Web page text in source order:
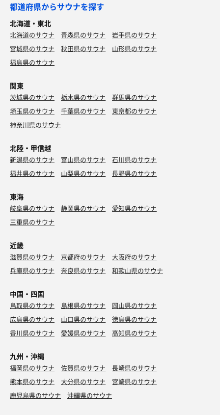
都道府県からサウナを探す
北海道・東北
北海道のサウナ 青森県のサウナ
岩手県のサウナ
宮城県のサウナ
秋田県のサウナ
山形県のサウナ
福島県のサウナ
関東
茨城県のサウナ 栃木県のサウナ
群馬県のサウナ
埼玉県のサウナ
千葉県のサウナ
東京都のサウナ
神奈川県のサウナ
北陸・甲信越
新潟県のサウナ 富山県のサウナ
石川県のサウナ
福井県のサウナ
山梨県のサウナ 長野県のサウナ
東海
岐阜県のサウナ 静岡県のサウナ
愛知県のサウナ
三重県のサウナ
近畿
滋賀県のサウナ 京都府のサウナ
大阪府のサウナ
兵庫県のサウナ
奈良県のサウナ 和歌山県のサウナ
中国・四国
鳥取県のサウナ 島根県のサウナ
岡山県のサウナ
広島県のサウナ
山口県のサウナ
徳島県のサウナ
香川県のサウナ
愛媛県のサウナ 高知県のサウナ
九州・沖縄
福岡県のサウナ 佐賀県のサウナ
長崎県のサウナ
熊本県のサウナ
大分県のサウナ
宮崎県のサウナ
鹿児島県のサウナ
沖縄県のサウナ